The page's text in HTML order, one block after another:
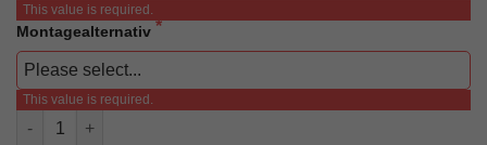
This value is required.
Montagealternativ
This value is required.
Petra 15202 Frihängande mängd